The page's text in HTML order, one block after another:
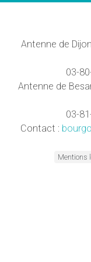
Antenne de
03-
Antenne de
03-
Contact :
Mentions